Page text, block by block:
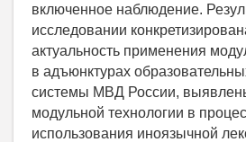
включенное наблюдение.
исследовании
актуальность применения
в адъюнктурах
системы МВД России,
модульной технологии в
использования иноязычной